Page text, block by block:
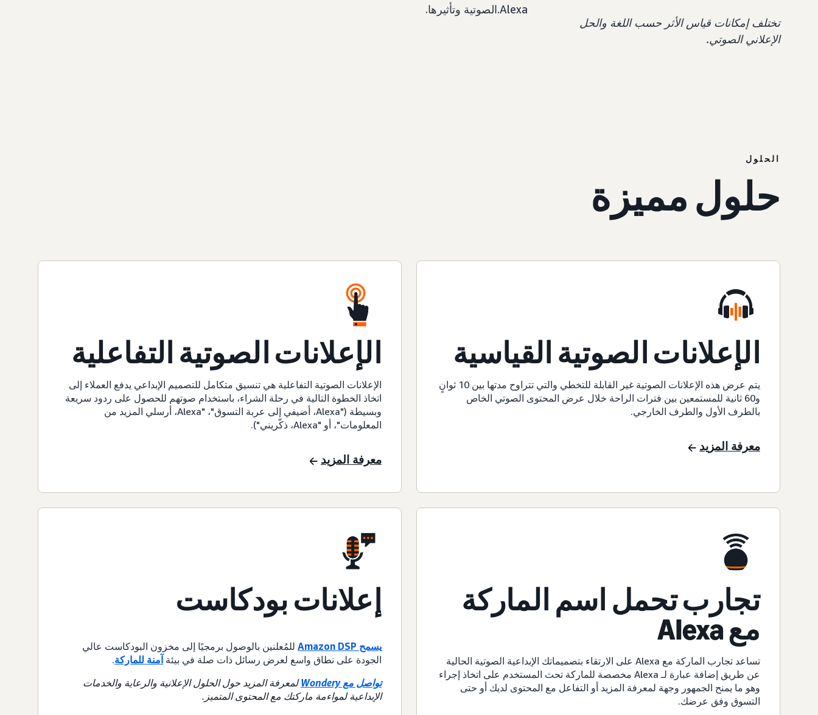
تختلف إمكانات قياس الأثر حسب اللغة والحل
الإعلاني الصوتي.
Alexa.الصوتية وتأثيرها.
الحلول
حلول مميزة
الإعلانات الصوتية القياسية
يتم عرض هذه الإعلانات الصوتية غير القابلة للتخطي والتي تتراوح مدتها بين 10 ثوانٍ
و60 ثانية للمستمعين بين فترات الراحة خلال عرض المحتوى الصوتي الخاص
بالطرف الأول والطرف الخارجي.
معرفة المزيد
الإعلانات الصوتية التفاعلية
الإعلانات الصوتية التفاعلية هي تنسيق متكامل للتصميم الإبداعي يدفع العملاء إلى
اتخاذ الخطوة التالية في رحلة الشراء، باستخدام صوتهم للحصول على ردود سريعة
وبسيطة ("Alexa، أضيفي إلى عربة التسوق"، "Alexa، أرسلي المزيد من
المعلومات"، أو "Alexa، ذكّريني").
معرفة المزيد
تجارب تحمل اسم الماركة
مع Alexa
تساعد تجارب الماركة مع Alexa على الارتقاء بتصميماتك الإبداعية الصوتية الحالية
عن طريق إضافة عبارة لـ Alexa مخصصة للماركة تحث المستخدم على اتخاذ إجراء
وهو ما يمنح الجمهور وجهة لمعرفة المزيد أو التفاعل مع المحتوى لديك أو حتى
التسوق وفق عرضك.
إعلانات بودكاست
يسمح Amazon DSP للمُعلنين بالوصول برمجيًا إلى مخزون البودكاست عالي
الجودة على نطاق واسع لعرض رسائل ذات صلة في بيئة آمنة للماركة.
تواصل مع Wondery
لمعرفة المزيد حول الحلول الإعلانية والرعاية والخدمات
الإبداعية لمواءمة ماركتك مع المحتوى المتميز.